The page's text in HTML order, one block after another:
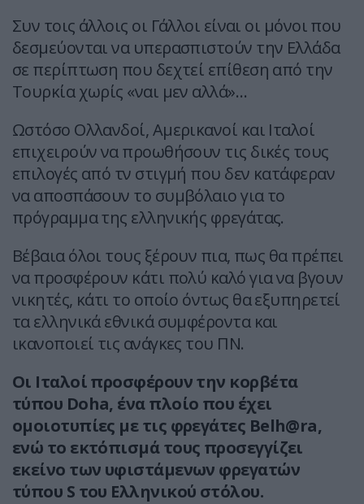
Συν τοις άλλοις οι Γάλλοι είναι οι μόνοι που
δεσμεύονται να υπερασπιστούν την Ελλάδα
σε περίπτωση που δεχτεί επίθεση από την
Τουρκία χωρίς «ναι μεν αλλά»…
Ωστόσο Ολλανδοί, Αμερικανοί και Ιταλοί
επιχειρούν να προωθήσουν τις δικές τους
επιλογές από τν στιγμή που δεν κατάφεραν
να αποσπάσουν το συμβόλαιο για το
πρόγραμμα της ελληνικής φρεγάτας.
Βέβαια όλοι τους ξέρουν πια, πως θα πρέπει
να προσφέρουν κάτι πολύ καλό για να βγουν
νικητές, κάτι το οποίο όντως θα εξυπηρετεί
τα ελληνικά εθνικά συμφέροντα και
ικανοποιεί τις ανάγκες του ΠΝ.
Οι Ιταλοί προσφέρουν την κορβέτα
τύπου Doha, ένα πλοίο που έχει
ομοιοτυπίες με τις φρεγάτες Belh@ra,
ενώ το εκτόπισμά τους προσεγγίζει
εκείνο των υφιστάμενων φρεγατών
τύπου S του Ελληνικού στόλου.